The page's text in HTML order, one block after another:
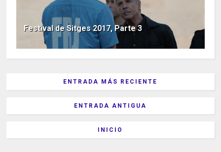
Festival de Sitges 2017, Parte 3
ENTRADA MÁS RECIENTE
ENTRADA ANTIGUA
INICIO